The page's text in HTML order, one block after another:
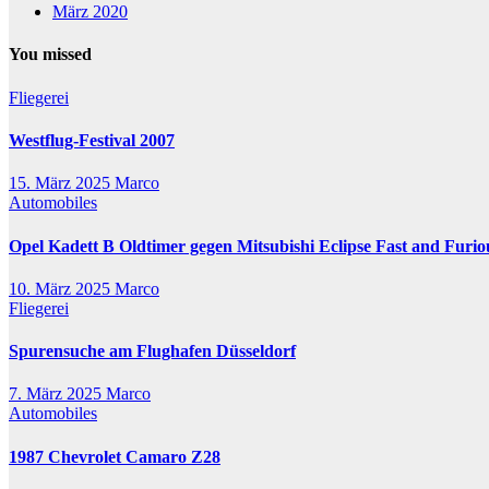
März 2020
You missed
Fliegerei
Westflug-Festival 2007
15. März 2025 Marco
Automobiles
Opel Kadett B Oldtimer gegen Mitsubishi Eclipse Fast and
10. März 2025 Marco
Fliegerei
Spurensuche am Flughafen Düsseldorf
7. März 2025 Marco
Automobiles
1987 Chevrolet Camaro Z28